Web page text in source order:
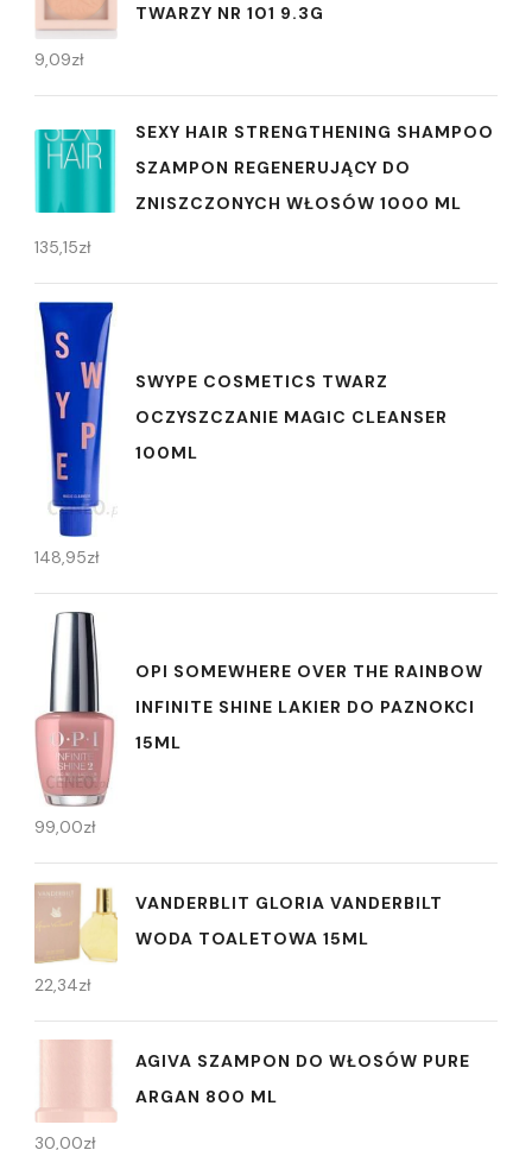
TWARZY NR 101 9.3G
9,09zł
SEXY HAIR STRENGTHENING SHAMPOO
SZAMPON REGENERUJĄCY DO
ZNISZCZONYCH WŁOSÓW 1000 ML
135,15zł
SWYPE COSMETICS TWARZ
OCZYSZCZANIE MAGIC CLEANSER
100ML
148,95zł
OPI SOMEWHERE OVER THE RAINBOW
INFINITE SHINE LAKIER DO PAZNOKCI
15ML
99,00zł
VANDERBLIT GLORIA VANDERBILT
WODA TOALETOWA 15ML
22,34zł
AGIVA SZAMPON DO WŁOSÓW PURE
ARGAN 800 ML
30,00zł